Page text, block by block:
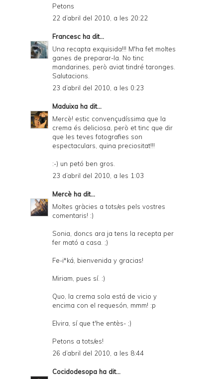
Petons
22 d’abril del 2010, a les 20:22
Francesc ha dit...
Una recapta exquisida!!! M'ha fet moltes
ganes de preparar-la. No tinc
mandarines, però aviat tindré taronges.
Salutacions.
23 d’abril del 2010, a les 0:23
Maduixa ha dit...
Mercè! estic convençudíssima que la
crema és deliciosa, però et tinc que dir
que les teves fotografies son
espectaculars, quina preciositat!!!
:-) un petó ben gros.
23 d’abril del 2010, a les 1:03
Mercè ha dit...
Moltes gràcies a tots/es pels vostres
comentaris! :)
Sonia, doncs ara ja tens la recepta per
fer mató a casa. ;)
Fe-i*ká, bienvenida y gracias!
Miriam, pues sí. :)
Quo, la crema sola está de vicio y
encima con el requesón, mmm! :p
Elvira, sí que t'he entès- ;)
Petons a tots/es!
26 d’abril del 2010, a les 8:44
Cocidodesopa ha dit...